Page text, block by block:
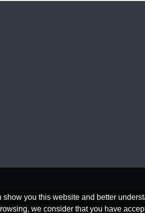
you this website and better
we consider that you have
by OpenTrade Commerce